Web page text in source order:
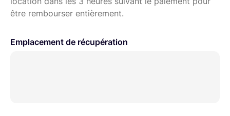
Retrait sur Paris 18
être rembourser entièrement.
Emplacement de récupération